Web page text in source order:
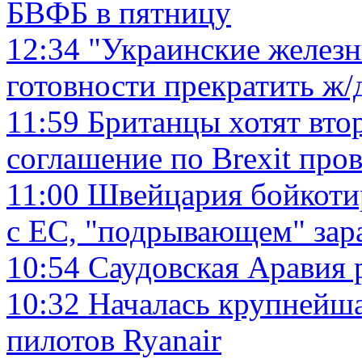
БВФБ в пятницу
12:34 "Украинские
готовности прекратить
11:59 Британцы хотят
соглашение по Brexit
11:00 Швейцария
с ЕС, "подрывающем"
10:54 Саудовская Аравия
10:32 Началась
пилотов Ryanair